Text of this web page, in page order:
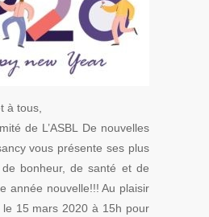
à tous,
de L’ASBL De nouvelles
vous présente ses plus
bonheur, de santé et de
année nouvelle!!! Au plaisir
15 mars 2020 à 15h pour